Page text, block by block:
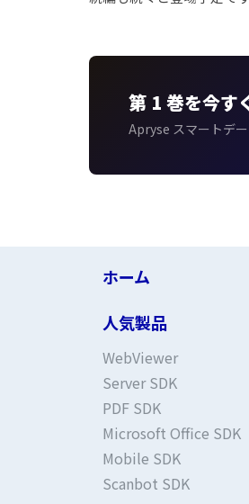
第 1 巻を今す
Apryse スマートデ
ホーム
人気製品
WebViewer
Server SDK
PDF SDK
Microsoft Office SDK
Mobile SDK
Scanbot SDK